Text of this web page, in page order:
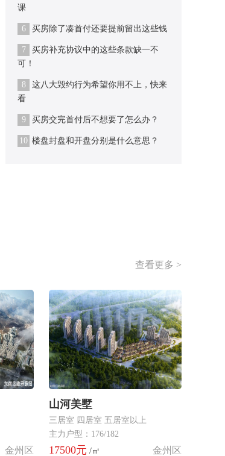
课
6 买房除了凑首付还要提前留出这些钱
7
买房补充协议中的这些条款缺一不
可！
8
这八大毁约行为希望你用不上，快来
看
9 买房交完首付后不想要了怎么办？
10 楼盘封盘和开盘分别是什么意思？
查看更多 >
金州区
山河美墅
三居室 四居室 五居室以上
主力户型：176/182
17500元 /㎡ 金州区